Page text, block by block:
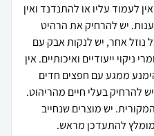
לעמוד עליו או להתנדנד ואין
יש להרחיק את הרהיט
נוזל אחר, יש לנקות אבק עם
ייעודיים ואיכותיים. אין
ממגע עם חפצים חדים
להרחיק בעלי חיים מהריהוט.
יש מוצרים שנחייב
להתעדכן מראש.